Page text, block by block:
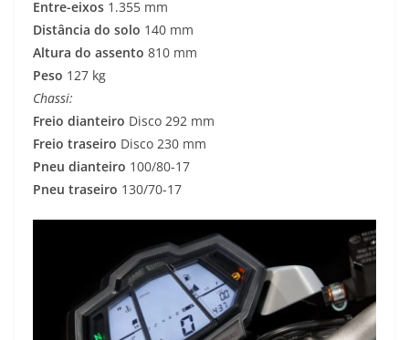
Entre-eixos 1.355 mm
Distância do solo 140 mm
Altura do assento 810 mm
Peso 127 kg
Chassi:
Freio dianteiro Disco 292 mm
Freio traseiro Disco 230 mm
Pneu dianteiro 100/80-17
Pneu traseiro 130/70-17